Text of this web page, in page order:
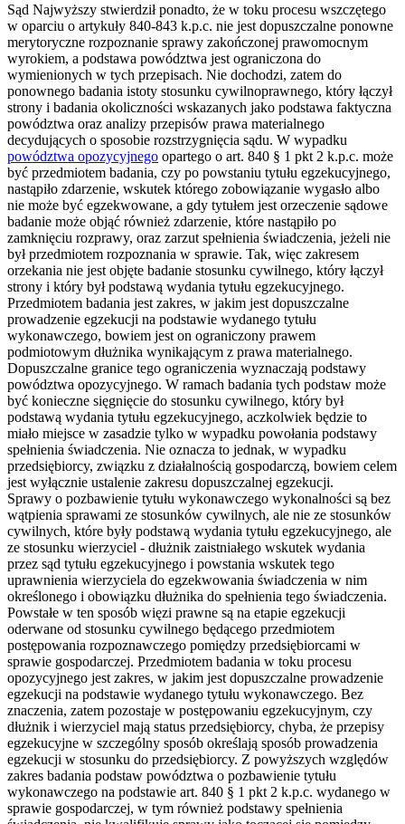
Sąd Najwyższy stwierdził ponadto, że w toku procesu wszczętego
w oparciu o artykuły 840-843 k.p.c. nie jest dopuszczalne ponowne
merytoryczne rozpoznanie sprawy zakończonej prawomocnym
wyrokiem, a podstawa powództwa jest ograniczona do
wymienionych w tych przepisach. Nie dochodzi, zatem do
ponownego badania istoty stosunku cywilnoprawnego, który łączył
strony i badania okoliczności wskazanych jako podstawa faktyczna
powództwa oraz analizy przepisów prawa materialnego
decydujących o sposobie rozstrzygnięcia sądu. W wypadku
powództwa opozycyjnego opartego o art. 840 § 1 pkt 2 k.p.c. może
być przedmiotem badania, czy po powstaniu tytułu egzekucyjnego,
nastąpiło zdarzenie, wskutek którego zobowiązanie wygasło albo
nie może być egzekwowane, a gdy tytułem jest orzeczenie sądowe
badanie może objąć również zdarzenie, które nastąpiło po
zamknięciu rozprawy, oraz zarzut spełnienia świadczenia, jeżeli nie
był przedmiotem rozpoznania w sprawie. Tak, więc zakresem
orzekania nie jest objęte badanie stosunku cywilnego, który łączył
strony i który był podstawą wydania tytułu egzekucyjnego.
Przedmiotem badania jest zakres, w jakim jest dopuszczalne
prowadzenie egzekucji na podstawie wydanego tytułu
wykonawczego, bowiem jest on ograniczony prawem
podmiotowym dłużnika wynikającym z prawa materialnego.
Dopuszczalne granice tego ograniczenia wyznaczają podstawy
powództwa opozycyjnego. W ramach badania tych podstaw może
być konieczne sięgnięcie do stosunku cywilnego, który był
podstawą wydania tytułu egzekucyjnego, aczkolwiek będzie to
miało miejsce w zasadzie tylko w wypadku powołania podstawy
spełnienia świadczenia. Nie oznacza to jednak, w wypadku
przedsiębiorcy, związku z działalnością gospodarczą, bowiem celem
jest wyłącznie ustalenie zakresu dopuszczalnej egzekucji.
Sprawy o pozbawienie tytułu wykonawczego wykonalności są bez
wątpienia sprawami ze stosunków cywilnych, ale nie ze stosunków
cywilnych, które były podstawą wydania tytułu egzekucyjnego, ale
ze stosunku wierzyciel - dłużnik zaistniałego wskutek wydania
przez sąd tytułu egzekucyjnego i powstania wskutek tego
uprawnienia wierzyciela do egzekwowania świadczenia w nim
określonego i obowiązku dłużnika do spełnienia tego świadczenia.
Powstałe w ten sposób więzi prawne są na etapie egzekucji
oderwane od stosunku cywilnego będącego przedmiotem
postępowania rozpoznawczego pomiędzy przedsiębiorcami w
sprawie gospodarczej. Przedmiotem badania w toku procesu
opozycyjnego jest zakres, w jakim jest dopuszczalne prowadzenie
egzekucji na podstawie wydanego tytułu wykonawczego. Bez
znaczenia, zatem pozostaje w postępowaniu egzekucyjnym, czy
dłużnik i wierzyciel mają status przedsiębiorcy, chyba, że przepisy
egzekucyjne w szczególny sposób określają sposób prowadzenia
egzekucji w stosunku do przedsiębiorcy. Z powyższych względów
zakres badania podstaw powództwa o pozbawienie tytułu
wykonawczego na podstawie art. 840 § 1 pkt 2 k.p.c. wydanego w
sprawie gospodarczej, w tym również podstawy spełnienia